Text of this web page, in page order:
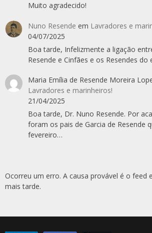
Muito agradecido!
Nuno Resende em Lavradores e
04/07/2025
Boa tarde, Infelizmente a ligação
Resende e Cinfães e os Resendes do
Maria Emília de Resende Moreira
Lavradores e marinheiros!
21/04/2025
Boa tarde, Dr. Nuno Resende. Por
foram os pais de Garcia de Resende
fevereiro…
Ocorreu um erro. A causa provável é o feed
mais tarde.